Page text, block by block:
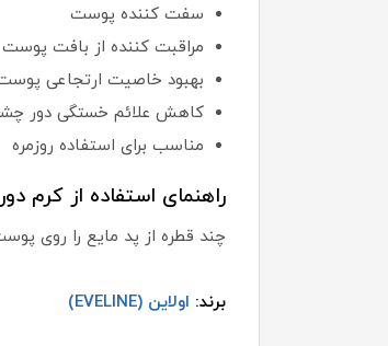
سفت کننده پوست
مراقبت کننده از بافت پوست
بهبود خاصیت ارتجاعی
کاهش علائم خستگی دور
مناسب برای استفاده روزمره
راهنمای استفاده از کرم
چند قطره از پد مایع را روی
برند: اولاین (EVELINE)